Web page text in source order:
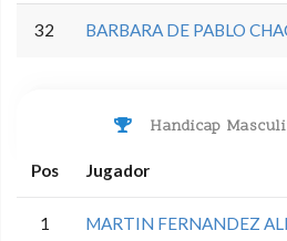
32 BARBARA DE PABLO
Handicap
Pos Jugador
1 MARTIN FERNANDEZ